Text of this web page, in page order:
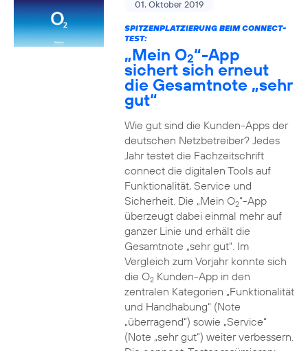
01. Oktober 2019
SPITZENPLATZIERUNG BEIM CONNECT-
TEST:
„Mein O2“-App
sichert sich erneut
die Gesamtnote „sehr
gut“
Wie gut sind die Kunden-Apps der
deutschen Netzbetreiber? Jedes
Jahr testet die Fachzeitschrift
connect die digitalen Tools auf
Funktionalität, Service und
Sicherheit. Die „Mein O2“-App
überzeugt dabei einmal mehr auf
ganzer Linie und erhält die
Gesamtnote „sehr gut“. Im
Vergleich zum Vorjahr konnte sich
die O2Kunden-App in den
zentralen Kategorien „Funktionalität
und Handhabung“ (Note
„überragend“) sowie „Service“
(Note „sehr gut“) weiter verbessern.